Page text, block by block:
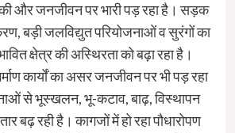
और जनजीवन पर भारी पड़ रहा है। सड़क
बड़ी जलविद्युत परियोजनाओं व सुरंगों का
क्षेत्र की अस्थिरता को बढ़ा रहा है।
कार्याें का असर जनजीवन पर भी पड़ रहा
से भूस्खलन, भू-कटाव, बाढ़, विस्थापन
बढ़ रही है। कागजों में हो रहा पौधारोपण